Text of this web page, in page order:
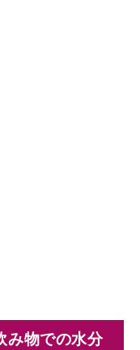
み物での水分